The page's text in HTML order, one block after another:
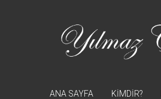
Yılmaz
Çelik
ANA SAYFA KİMDİR?